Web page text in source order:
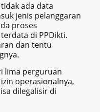
ada data
jenis pelanggaran
proses
di PPDikti.
dan tentu
lima perguruan
operasionalnya,
dilegalisir di